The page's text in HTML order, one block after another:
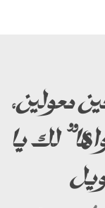
معولين،
لك يا